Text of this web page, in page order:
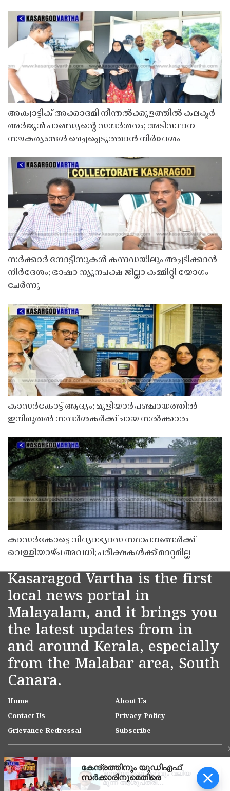
അക്വാട്ടിക് അക്കാദമി നീന്തൽക്കുളത്തിൽ കലക്ടർ
അർജുൻ പാണ്ഡ്യൻ്റെ സന്ദർശനം; അടിസ്ഥാന
സൗകര്യങ്ങൾ മെച്ചപ്പെടുത്താൻ നിർദേശം
സർക്കാർ നോട്ടീസുകൾ കന്നഡയിലും അച്ചടിക്കാൻ
നിർദേശം; ഭാഷാ ന്യൂനപക്ഷ ജില്ലാ കമ്മിറ്റി യോഗം
ചേർന്നു
കാസർകോട്ട് ആദ്യം; മുളിയാർ പഞ്ചായത്തിൽ
ഇനിമുതൽ സന്ദർശകർക്ക് ചായ സൽക്കാരം
കാസർകോട്ടെ വിദ്യാഭ്യാസ സ്ഥാപനങ്ങൾക്ക്
വെള്ളിയാഴ്ച അവധി; പരീക്ഷകൾക്ക് മാറ്റമില്ല
Kasaragod Vartha is the first
local news portal in
Malayalam, and it brings you
the latest updates from in
and around Kerala, especially
from the Malabar area, South
Canara.
Home
About Us
Contact Us
Privacy Policy
Grievance Redressal
Subscribe
'ഇന്ത്യയിലെ ഏറ്റവും വലിയ
മൂന്ന് ആശുപത്രി